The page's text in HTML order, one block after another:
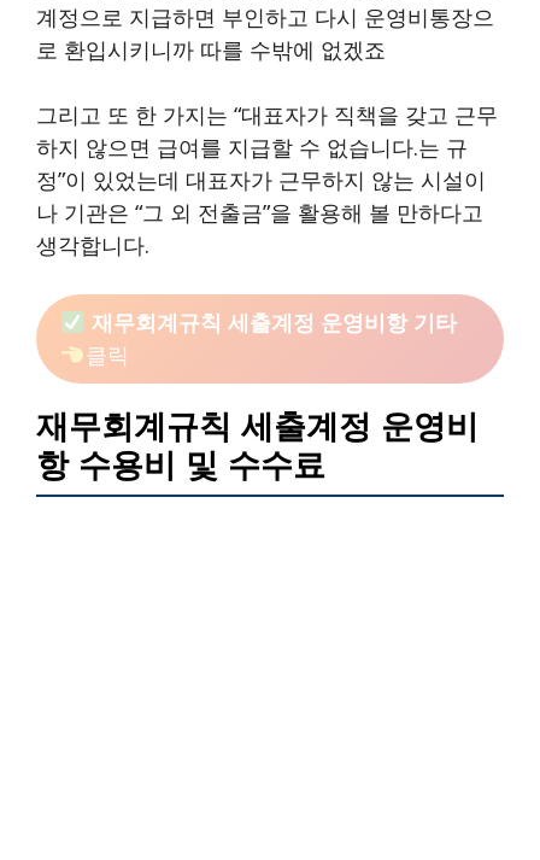
계정으로 지급하면 부인하고 다시 운영비통장으
로 환입시키니까 따를 수밖에 없겠죠
그리고 또 한 가지는 “대표자가 직책을 갖고 근무
하지 않으면 급여를 지급할 수 없습니다.는 규
정”이 있었는데 대표자가 근무하지 않는 시설이
나 기관은 “그 외 전출금”을 활용해 볼 만하다고
생각합니다.
재무회계규칙 세출계정 운영비항 기타
클릭
재무회계규칙 세출계정 운영비
항 수용비 및 수수료